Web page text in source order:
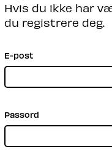
Hvis du ikke har
du registrere deg.
E-post
Passord